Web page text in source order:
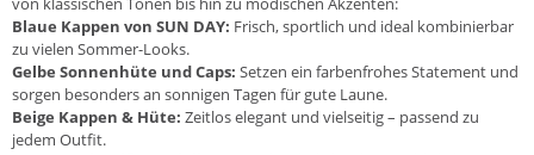
Blaue Kappen von SUN DAY: Frisch, sportlich und ideal kombinierbar
zu vielen Sommer-Looks.
Gelbe Sonnenhüte und Caps: Setzen ein farbenfrohes Statement und
sorgen besonders an sonnigen Tagen für gute Laune.
Beige Kappen & Hüte: Zeitlos elegant und vielseitig – passend zu
jedem Outfit.